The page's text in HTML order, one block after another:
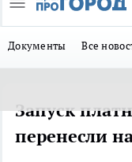
Документы Все
Запуск
перенесли